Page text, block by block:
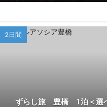
2日間
ずらし旅 豊橋 1泊＜選